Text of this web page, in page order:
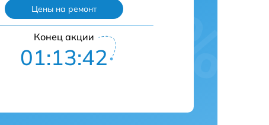
Цены на ремонт
Конец акции
01:13:41